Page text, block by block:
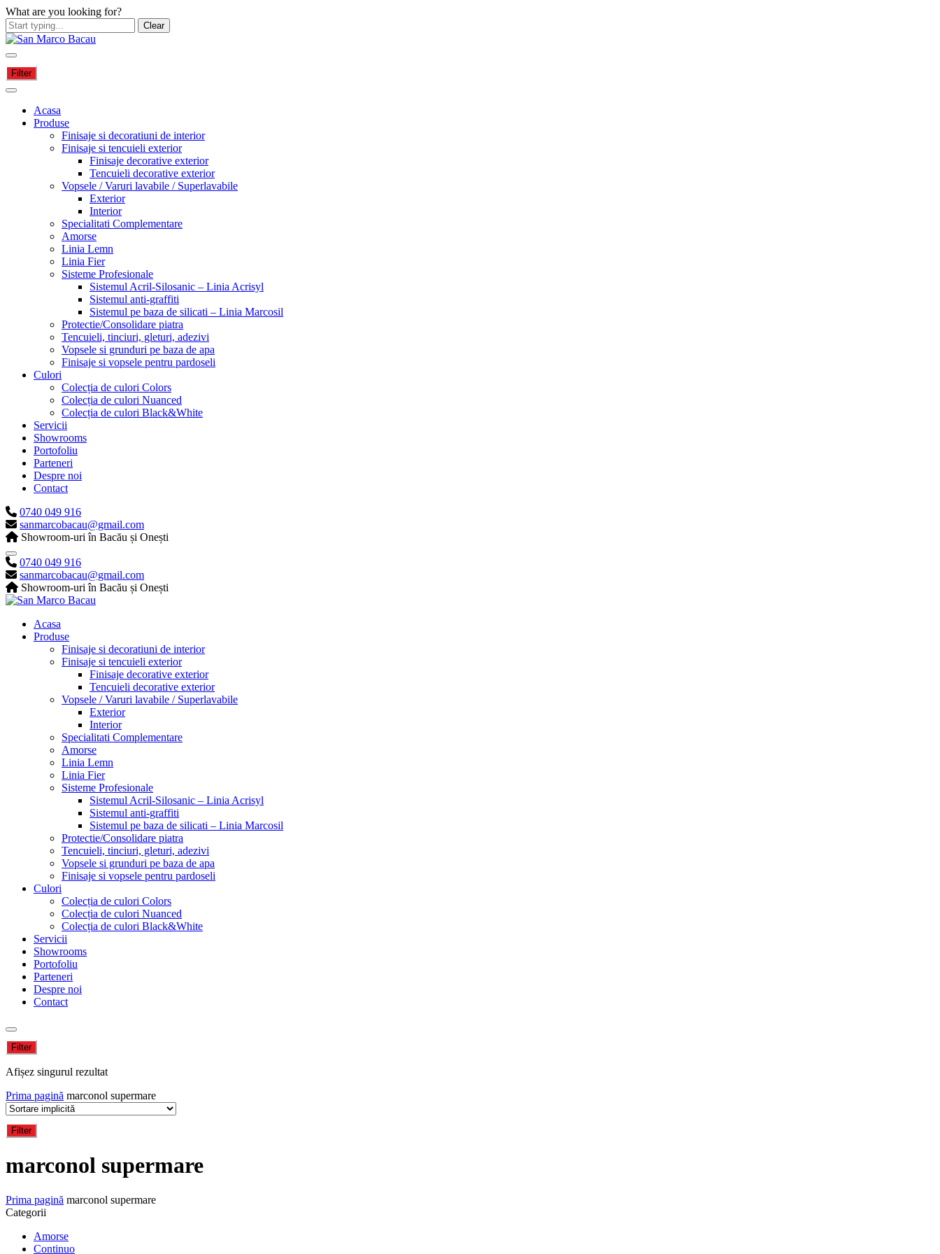
What are you looking for?
Clear
Filter
Acasa
Produse
Finisaje si decoratiuni de interior
Finisaje si tencuieli exterior
Finisaje decorative exterior
Tencuieli decorative exterior
Vopsele / Varuri lavabile / Superlavabile
Exterior
Interior
Specialitati Complementare
Amorse
Linia Lemn
Linia Fier
Sisteme Profesionale
Sistemul Acril-Silosanic – Linia Acrisyl
Sistemul anti-graffiti
Sistemul pe baza de silicati – Linia Marcosil
Protectie/Consolidare piatra
Tencuieli, tinciuri, gleturi, adezivi
Vopsele si grunduri pe baza de apa
Finisaje si vopsele pentru pardoseli
Culori
Colecția de culori Colors
Colecția de culori Nuanced
Colecția de culori Black&White
Servicii
Showrooms
Portofoliu
Parteneri
Despre noi
Contact
0740 049 916
sanmarcobacau@gmail.com
Showroom-uri în Bacău și Onești
0740 049 916
sanmarcobacau@gmail.com
Showroom-uri în Bacău și Onești
Acasa
Produse
Finisaje si decoratiuni de interior
Finisaje si tencuieli exterior
Finisaje decorative exterior
Tencuieli decorative exterior
Vopsele / Varuri lavabile / Superlavabile
Exterior
Interior
Specialitati Complementare
Amorse
Linia Lemn
Linia Fier
Sisteme Profesionale
Sistemul Acril-Silosanic – Linia Acrisyl
Sistemul anti-graffiti
Sistemul pe baza de silicati – Linia Marcosil
Protectie/Consolidare piatra
Tencuieli, tinciuri, gleturi, adezivi
Vopsele si grunduri pe baza de apa
Finisaje si vopsele pentru pardoseli
Culori
Colecția de culori Colors
Colecția de culori Nuanced
Colecția de culori Black&White
Servicii
Showrooms
Portofoliu
Parteneri
Despre noi
Contact
Filter
Afișez singurul rezultat
Prima pagină marconol supermare
Filter
marconol supermare
Prima pagină marconol supermare
Categorii
Amorse
Continuo